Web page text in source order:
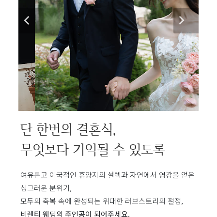
단 한번의 결혼식,
무엇보다 기억될 수 있도록
여유롭고 이국적인 휴양지의 설렘과 자연에서 영감을 얻은
싱그러운 분위기,
모두의 축복 속에 완성되는 위대한 러브스토리의 절정,
비렌티 웨딩의 주인공이 되어주세요.